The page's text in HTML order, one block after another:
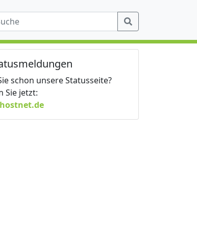
schon unsere Statusseite?
Sie jetzt: